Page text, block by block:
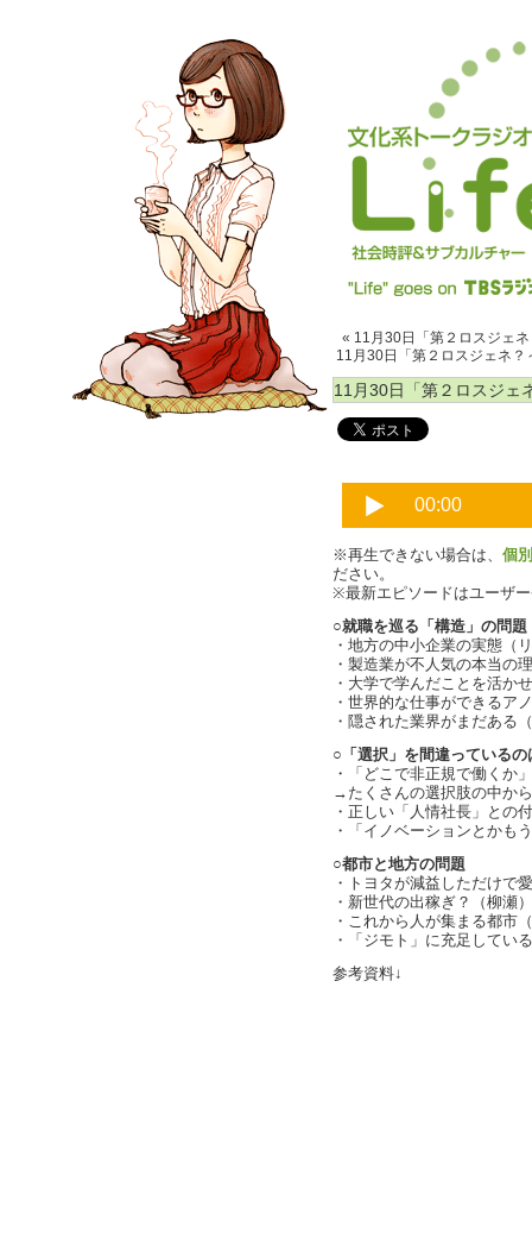
« 11月30日「第２ロスジェ
11月30日「第２ロスジェネ
11月30日「第２ロスジェ
※再生できない場合は、 個
ださい。
※最新エピソードはユーザ
○就職を巡る「構造」の問題
・地方の中小企業の実態（
・製造業が不人気の本当の
・大学で学んだことを活か
・世界的な仕事ができるア
・隠された業界がまだある
○「選択」を間違っているの
・「どこで非正規で働くか
→たくさんの選択肢の中か
・正しい「人情社長」との
・「イノベーションとかも
○都市と地方の問題
・トヨタが減益しただけで
・新世代の出稼ぎ？（柳瀬）
・これから人が集まる都市
・「ジモト」に充足してい
参考資料↓